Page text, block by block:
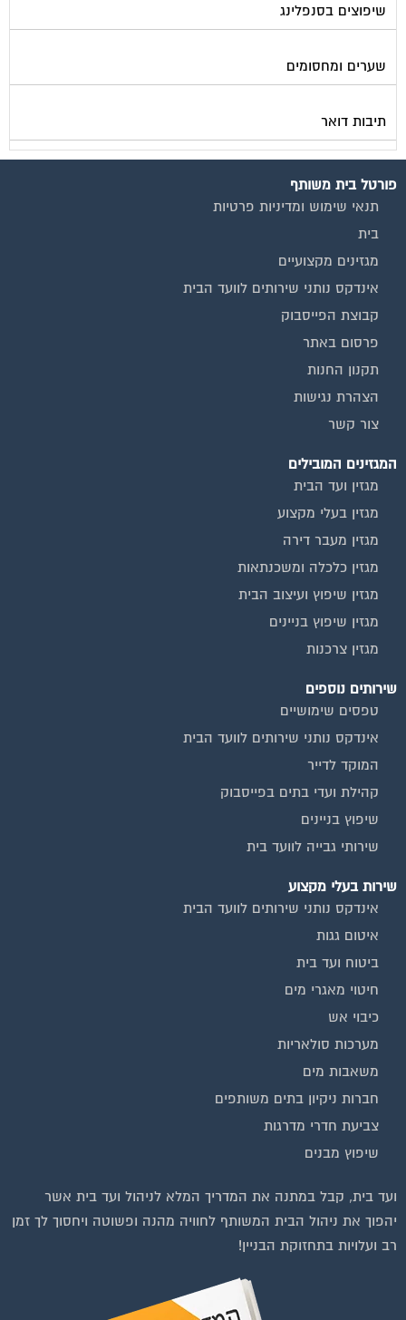
שיפוצים בסנפלינג
שערים ומחסומים
תיבות דואר
פורטל בית משותף
תנאי שימוש ומדיניות פרטיות
בית
מגזינים מקצועיים
אינדקס נותני שירותים לוועד הבית
קבוצת הפייסבוק
פרסום באתר
תקנון החנות
הצהרת נגישות
צור קשר
המגזינים המובילים
מגזין ועד הבית
מגזין בעלי מקצוע
מגזין מעבר דירה
מגזין כלכלה ומשכנתאות
מגזין שיפוץ ועיצוב הבית
מגזין שיפוץ בניינים
מגזין צרכנות
שירותים נוספים
טפסים שימושיים
אינדקס נותני שירותים לוועד הבית
המוקד לדייר
קהילת ועדי בתים בפייסבוק
שיפוץ בניינים
שירותי גבייה לוועד בית
שירות בעלי מקצוע
אינדקס נותני שירותים לוועד הבית
איטום גגות
ביטוח ועד בית
חיטוי מאגרי מים
כיבוי אש
מערכות סולאריות
משאבות מים
חברות ניקיון בתים משותפים
צביעת חדרי מדרגות
שיפוץ מבנים
ועד בית, קבל במתנה את המדריך המלא לניהול ועד בית אשר
יהפוך את ניהול הבית המשותף לחוויה מהנה ופשוטה ויחסוך לך זמן
רב ועלויות בתחזוקת הבניין!
לחצו על התמונה או על הכפתור ושלחו בקשת הצטרפות בדף